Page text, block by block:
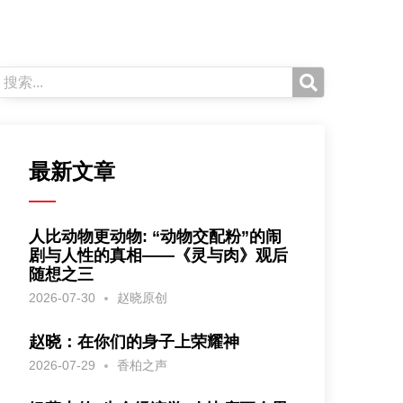
最新文章
人比动物更动物: “动物交配粉”的闹
剧与人性的真相——《灵与肉》观后
随想之三
2026-07-30 赵晓原创
赵晓：在你们的身子上荣耀神
2026-07-29 香柏之声